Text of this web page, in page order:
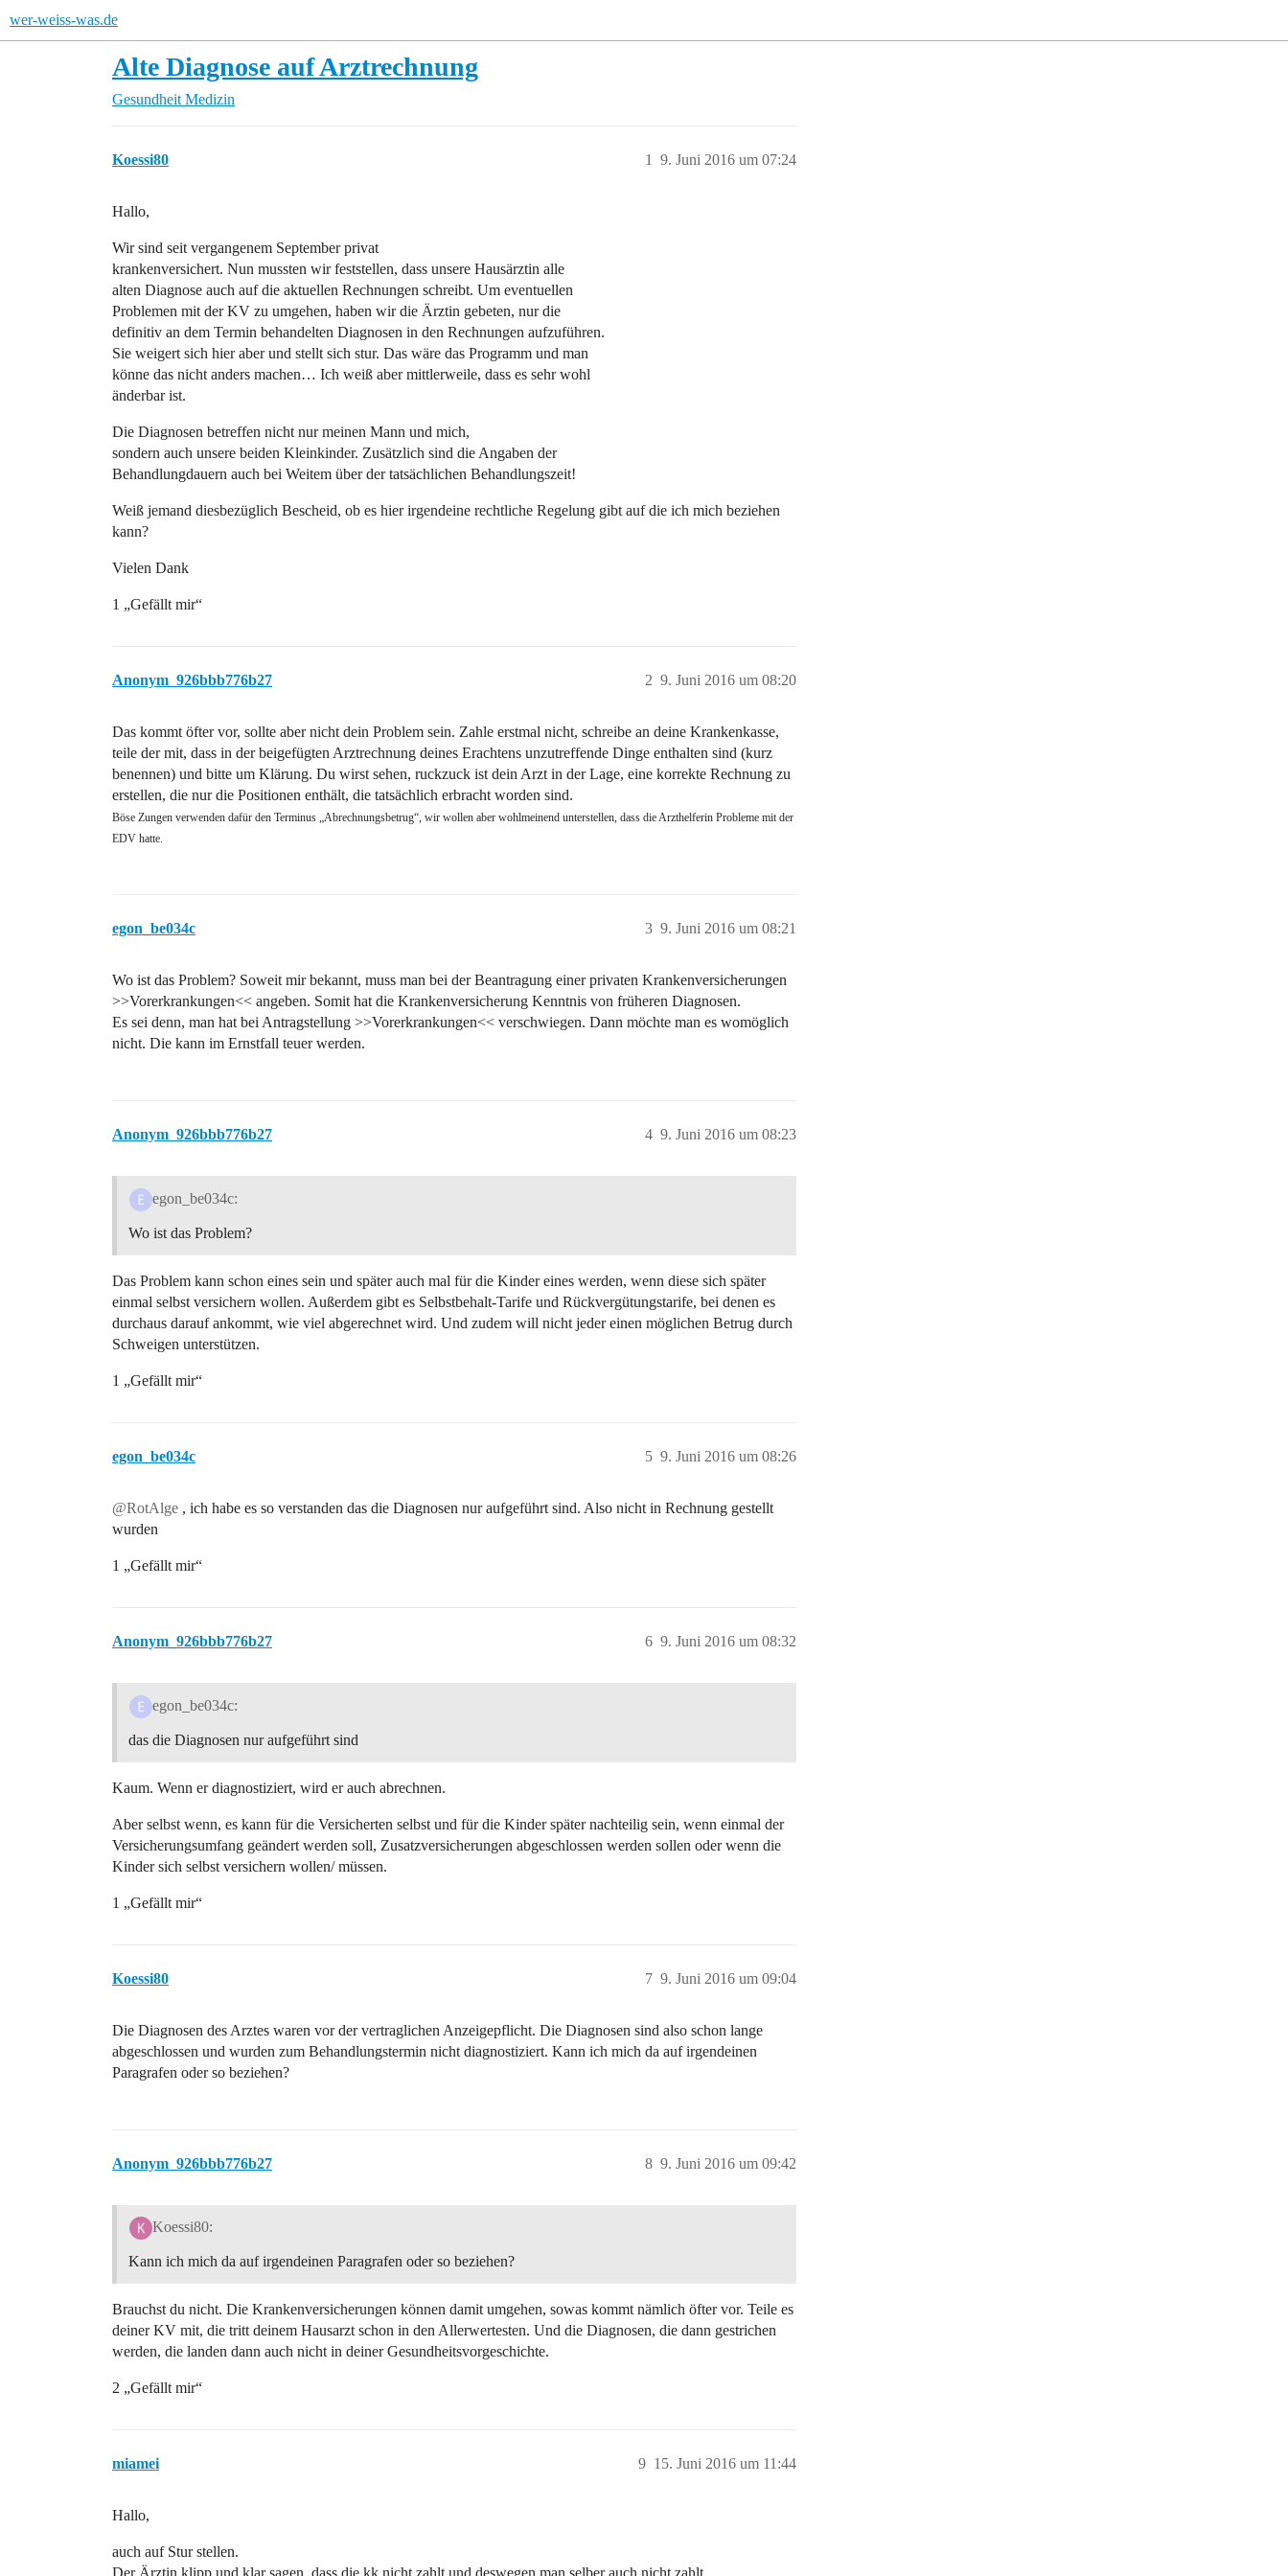
wer-weiss-was.de
Alte Diagnose auf Arztrechnung
Gesundheit Medizin
Koessi80 9. Juni 2016 um 07:24
1
Hallo,
Wir sind seit vergangenem September privat
krankenversichert. Nun mussten wir feststellen, dass unsere Hausärztin alle
alten Diagnose auch auf die aktuellen Rechnungen schreibt. Um eventuellen
Problemen mit der KV zu umgehen, haben wir die Ärztin gebeten, nur die
definitiv an dem Termin behandelten Diagnosen in den Rechnungen aufzuführen.
Sie weigert sich hier aber und stellt sich stur. Das wäre das Programm und man
könne das nicht anders machen… Ich weiß aber mittlerweile, dass es sehr wohl
änderbar ist.
Die Diagnosen betreffen nicht nur meinen Mann und mich,
sondern auch unsere beiden Kleinkinder. Zusätzlich sind die Angaben der
Behandlungdauern auch bei Weitem über der tatsächlichen Behandlungszeit!
Weiß jemand diesbezüglich Bescheid, ob es hier irgendeine rechtliche Regelung gibt auf die ich mich beziehen
kann?
Vielen Dank
1 „Gefällt mir“
Anonym_926bbb776b27 9. Juni 2016 um 08:20
2
Das kommt öfter vor, sollte aber nicht dein Problem sein. Zahle erstmal nicht, schreibe an deine Krankenkasse,
teile der mit, dass in der beigefügten Arztrechnung deines Erachtens unzutreffende Dinge enthalten sind (kurz
benennen) und bitte um Klärung. Du wirst sehen, ruckzuck ist dein Arzt in der Lage, eine korrekte Rechnung zu
erstellen, die nur die Positionen enthält, die tatsächlich erbracht worden sind.
Böse Zungen verwenden dafür den Terminus „Abrechnungsbetrug“, wir wollen aber wohlmeinend unterstellen, dass die Arzthelferin Probleme mit der
EDV hatte.
egon_be034c 9. Juni 2016 um 08:21
3
Wo ist das Problem? Soweit mir bekannt, muss man bei der Beantragung einer privaten Krankenversicherungen
>>Vorerkrankungen<< angeben. Somit hat die Krankenversicherung Kenntnis von früheren Diagnosen.
Es sei denn, man hat bei Antragstellung >>Vorerkrankungen<< verschwiegen. Dann möchte man es womöglich
nicht. Die kann im Ernstfall teuer werden.
Anonym_926bbb776b27 9. Juni 2016 um 08:23
4
egon_be034c:
Wo ist das Problem?
Das Problem kann schon eines sein und später auch mal für die Kinder eines werden, wenn diese sich später
einmal selbst versichern wollen. Außerdem gibt es Selbstbehalt-Tarife und Rückvergütungstarife, bei denen es
durchaus darauf ankommt, wie viel abgerechnet wird. Und zudem will nicht jeder einen möglichen Betrug durch
Schweigen unterstützen.
1 „Gefällt mir“
egon_be034c 9. Juni 2016 um 08:26
5
@RotAlge , ich habe es so verstanden das die Diagnosen nur aufgeführt sind. Also nicht in Rechnung gestellt
wurden
1 „Gefällt mir“
Anonym_926bbb776b27 9. Juni 2016 um 08:32
6
egon_be034c:
das die Diagnosen nur aufgeführt sind
Kaum. Wenn er diagnostiziert, wird er auch abrechnen.
Aber selbst wenn, es kann für die Versicherten selbst und für die Kinder später nachteilig sein, wenn einmal der
Versicherungsumfang geändert werden soll, Zusatzversicherungen abgeschlossen werden sollen oder wenn die
Kinder sich selbst versichern wollen/ müssen.
1 „Gefällt mir“
Koessi80 9. Juni 2016 um 09:04
7
Die Diagnosen des Arztes waren vor der vertraglichen Anzeigepflicht. Die Diagnosen sind also schon lange
abgeschlossen und wurden zum Behandlungstermin nicht diagnostiziert. Kann ich mich da auf irgendeinen
Paragrafen oder so beziehen?
Anonym_926bbb776b27 9. Juni 2016 um 09:42
8
Koessi80:
Kann ich mich da auf irgendeinen Paragrafen oder so beziehen?
Brauchst du nicht. Die Krankenversicherungen können damit umgehen, sowas kommt nämlich öfter vor. Teile es
deiner KV mit, die tritt deinem Hausarzt schon in den Allerwertesten. Und die Diagnosen, die dann gestrichen
werden, die landen dann auch nicht in deiner Gesundheitsvorgeschichte.
2 „Gefällt mir“
miamei 15. Juni 2016 um 11:44
9
Hallo,
auch auf Stur stellen.